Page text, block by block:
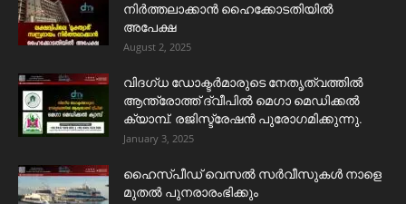
നിർത്തലാക്കാൻ ഹൈക്കോടതിയിൽ
അപേക്ഷ
August 2, 2025
വിദഗ്ധ ഡോക്ടർമാരുടെ നേതൃത്വത്തിൽ
ആന്ത്രോത്ത് ദ്വീപിൽ മെഗാ മെഡിക്കൽ
ക്യാമ്പ്. രജിസ്ട്രേഷൻ പുരോഗമിക്കുന്നു.
January 3, 2025
ഹൈസ്പീഡ് വെസൽ സർവീസുകൾ നാളെ
മുതൽ പുനരാരംഭിക്കും